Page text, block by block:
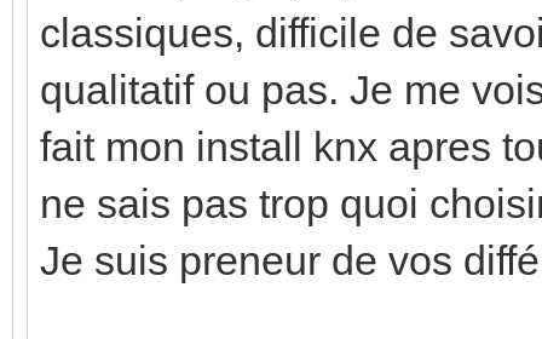
classiques, difficile de
qualitatif ou pas. Je me
fait mon install knx apres
ne sais pas trop quoi
Je suis preneur de vos